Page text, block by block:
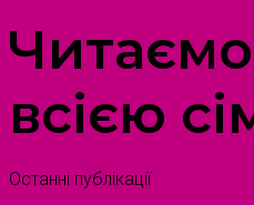
Читаємо
всією
Останні публікації